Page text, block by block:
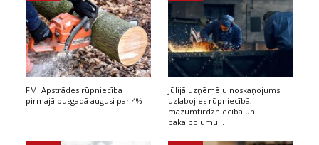
FM: Apstrādes rūpniecība
pirmajā pusgadā augusi par 4%
Jūlijā uzņēmēju noskaņojums
uzlabojies rūpniecībā,
mazumtirdzniecībā un
pakalpojumu…